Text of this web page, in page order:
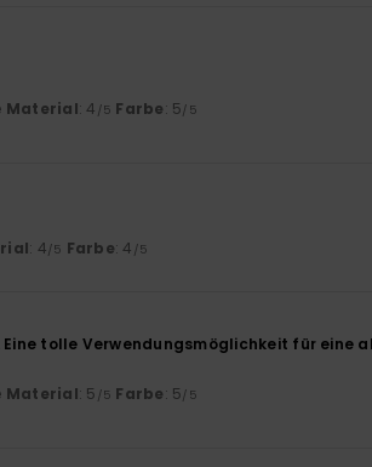
Material: 4 /5 Farbe: 5/5
: 4/5 Farbe: 4 /5
tolle Verwendungsmöglichkeit für eine
Material: 5 /5 Farbe: 5/5